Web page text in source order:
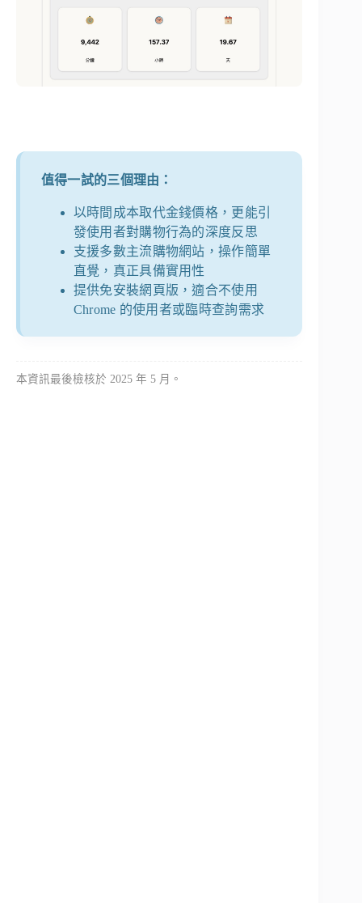
值得一試的三個理由：
以時間成本取代金錢價格，更能引
發使用者對購物行為的深度反思
支援多數主流購物網站，操作簡單
直覺，真正具備實用性
提供免安裝網頁版，適合不使用
Chrome 的使用者或臨時查詢需求
本資訊最後檢核於 2025 年 5 月。